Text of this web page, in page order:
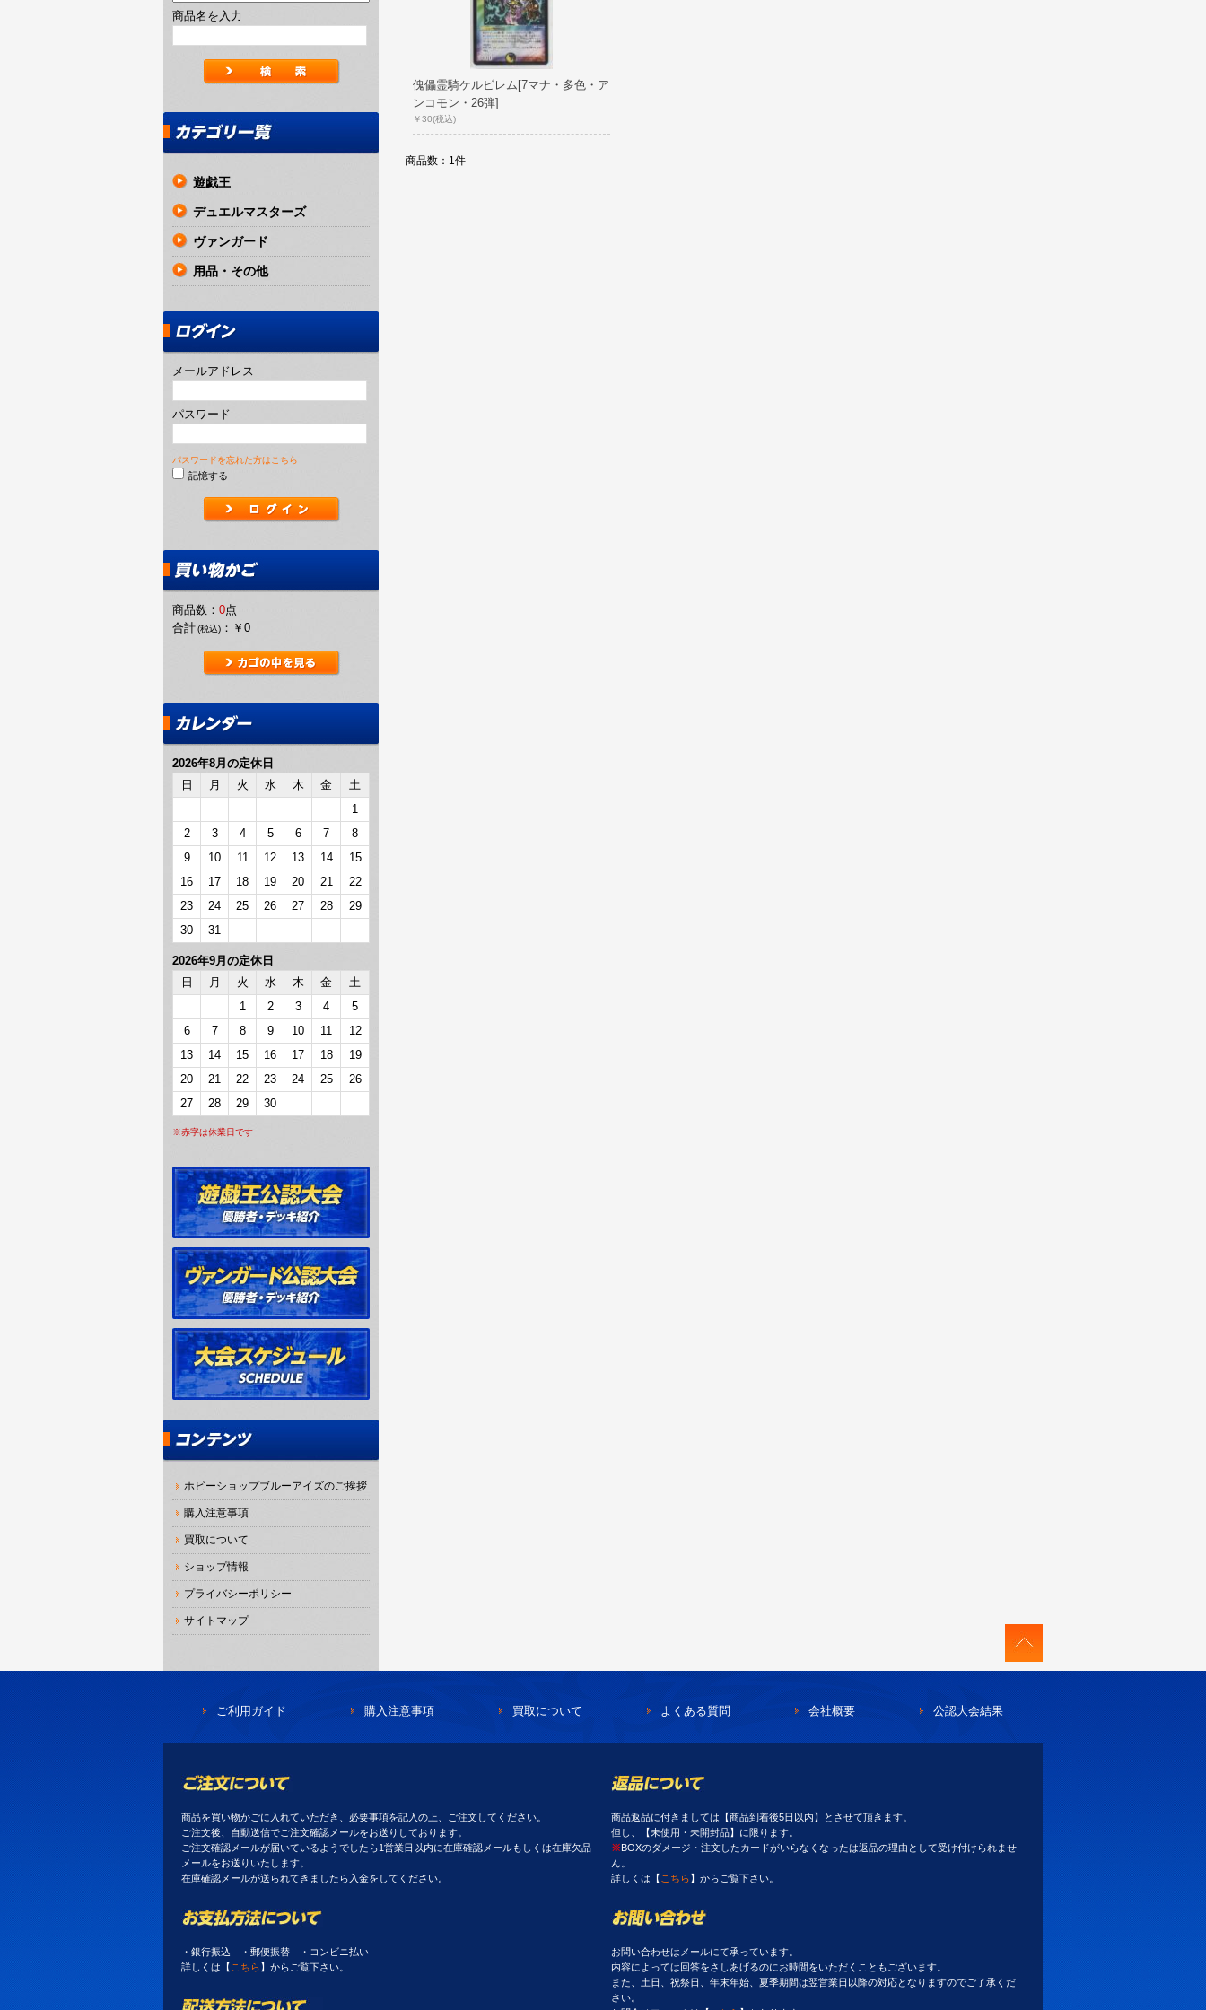
傀儡霊騎ケルビレム[7マナ・多色・ア
ンコモン・26弾]
￥30(税込)
商品数：1件
商品名を入力
遊戯王
デュエルマスターズ
ヴァンガード
用品・その他
メールアドレス
パスワード
パスワードを忘れた方はこちら
記憶する
商品数： 0点
合計(税込) ： ￥0
2026年8月の定休日
日
月 火 水 木 金
土
1
2
3 4 5 6 7
8
9
10 11 12 13 14
15
16
17 18 19 20 21
22
23
24 25 26 27 28
29
30
31
2026年9月の定休日
日
月 火 水 木 金
土
1
2 3 4
5
6
7 8 9 10 11
12
13
14 15 16 17 18
19
20
21 22 23 24 25
26
27
28 29 30
※赤字は休業日です
ホビーショップブルーアイズのご挨拶
購入注意事項
買取について
ショップ情報
プライバシーポリシー
サイトマップ
ご利用ガイド 購入注意事項 買取について よくある質問 会社概要 公認大会結果
商品を買い物かごに入れていただき、必要事項を記入の上、ご注文してください。
ご注文後、自動送信でご注文確認メールをお送りしております。
ご注文確認メールが届いているようでしたら1営業日以内に在庫確認メールもしくは在庫欠品
メールをお送りいたします。
在庫確認メールが送られてきましたら入金をしてください。
・銀行振込 ・郵便振替 ・コンビニ払い
詳しくは【 こちら】からご覧下さい。
商品返品に付きましては【商品到着後5日以内】とさせて頂きます。
但し、【未使用・未開封品】に限ります。
※BOXのダメージ・注文したカードがいらなくなったは返品の理由として受け付けられませ
ん。
詳しくは【 こちら】からご覧下さい。
お問い合わせはメールにて承っています。
内容によっては回答をさしあげるのにお時間をいただくこともございます。
また、土日、祝祭日、年末年始、夏季期間は翌営業日以降の対応となりますのでご了承くだ
さい。